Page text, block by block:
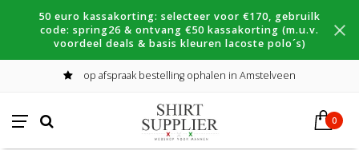
50 euro kassakorting: selecteer voor €170, gebruilk
code: spring26 & ontvang €50 kassakorting (m.u.v.
voordeel deals & basis kleuren lacoste polo´s)
op afspraak bestelling ophalen in Amstelveen
0